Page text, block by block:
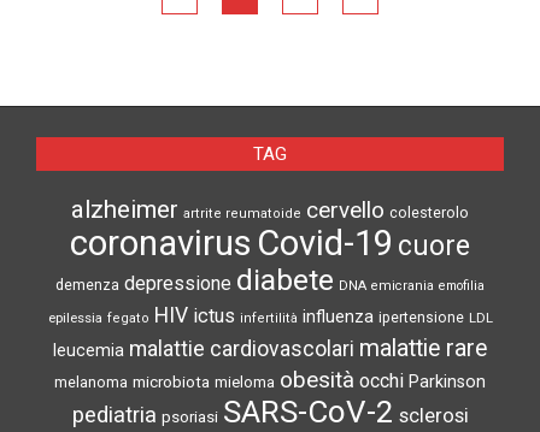
TAG
alzheimer artrite reumatoide cervello colesterolo
coronavirus Covid-19 cuore
demenza depressione diabete DNA emicrania emofilia
epilessia fegato HIV ictus infertilità influenza ipertensione LDL
leucemia malattie cardiovascolari malattie rare
melanoma microbiota mieloma obesità occhi Parkinson
pediatria psoriasi SARS-CoV-2 sclerosi